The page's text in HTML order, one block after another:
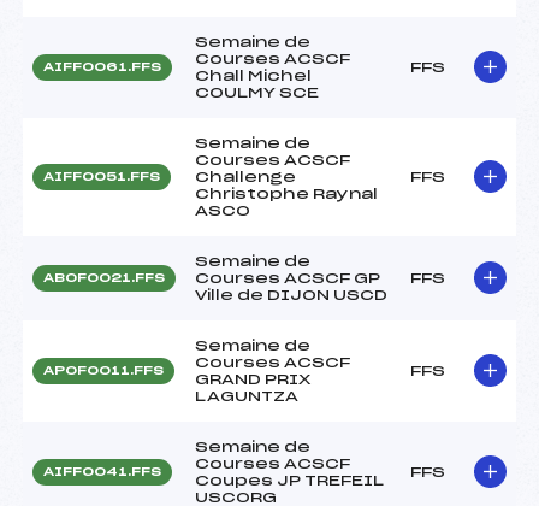
AIFF0061.FFS
Semaine de
Courses ACSCF
Chall Michel
COULMY SCE
FFS
AIFF0051.FFS
Semaine de
Courses ACSCF
Challenge
Christophe Raynal
ASCO
FFS
ABOF0021.FFS
Semaine de
Courses ACSCF GP
Ville de DIJON USCD
FFS
APOF0011.FFS
Semaine de
Courses ACSCF
GRAND PRIX
LAGUNTZA
FFS
AIFF0041.FFS
Semaine de
Courses ACSCF
Coupes JP TREFEIL
USCORG
FFS